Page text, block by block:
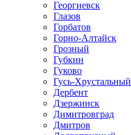
Георгиевск
Глазов
Горбатов
Горно-Алтайск
Грозный
Губкин
Гуково
Гусь-Хрустальный
Дербент
Дзержинск
Димитровград
Дмитров